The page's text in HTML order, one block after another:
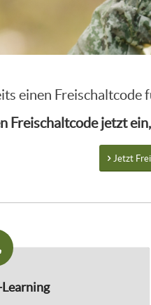
einen Freischaltcode
Freischaltcode jetzt
Jetzt